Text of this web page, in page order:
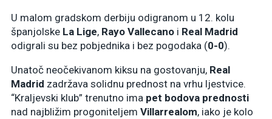
U malom gradskom derbiju odigranom u 12. kolu
španjolske La Lige, Rayo Vallecano i Real Madrid
odigrali su bez pobjednika i bez pogodaka (0-0).
Unatoč neočekivanom kiksu na gostovanju, Real
Madrid zadržava solidnu prednost na vrhu ljestvice.
“Kraljevski klub” trenutno ima pet bodova prednosti
nad najbližim progoniteljem Villarrealom, iako je kolo